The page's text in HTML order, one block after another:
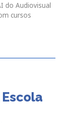
do Audiovisual
cursos